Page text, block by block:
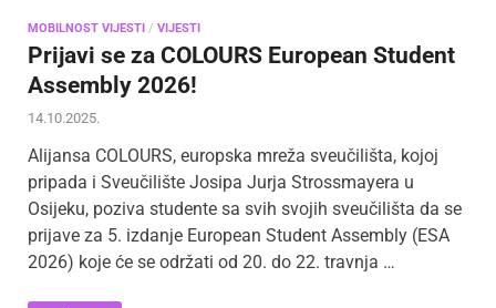
MOBILNOST VIJESTI / VIJESTI
Prijavi se za COLOURS European Student
Assembly 2026!
14.10.2025.
Alijansa COLOURS, europska mreža sveučilišta, kojoj
pripada i Sveučilište Josipa Jurja Strossmayera u
Osijeku, poziva studente sa svih svojih sveučilišta da se
prijave za 5. izdanje European Student Assembly (ESA
2026) koje će se održati od 20. do 22. travnja …